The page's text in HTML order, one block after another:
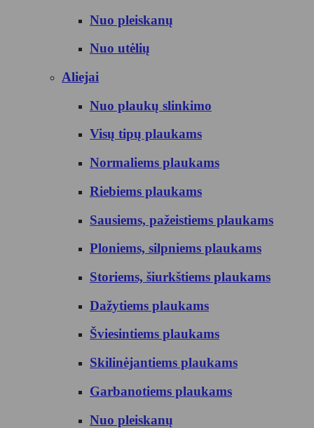
Nuo pleiskanų
Nuo utėlių
Aliejai
Nuo plaukų slinkimo
Visų tipų plaukams
Normaliems plaukams
Riebiems plaukams
Sausiems, pažeistiems plaukams
Ploniems, silpniems plaukams
Storiems, šiurkštiems plaukams
Dažytiems plaukams
Šviesintiems plaukams
Skilinėjantiems plaukams
Garbanotiems plaukams
Nuo pleiskanų